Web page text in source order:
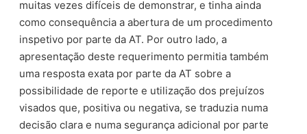
muitas vezes difíceis de demonstrar, e tinha ainda
como consequência a abertura de um procedimento
inspetivo por parte da AT. Por outro lado, a
apresentação deste requerimento permitia também
uma resposta exata por parte da AT sobre a
possibilidade de reporte e utilização dos prejuízos
visados que, positiva ou negativa, se traduzia numa
decisão clara e numa segurança adicional por parte